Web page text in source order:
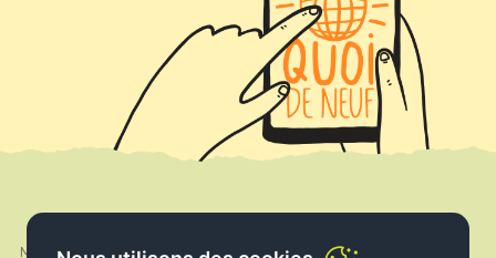
Mon compte